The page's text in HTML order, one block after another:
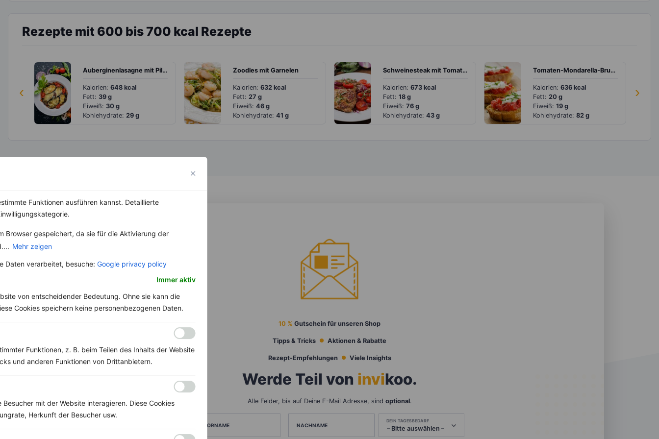
Funktionen ausführen kannst. Detaillierte
Browser gespeichert, da sie für die Aktivierung der
Mehr zeigen
Daten verarbeitet, besuche: Google privacy policy
Immer aktiv
von entscheidender Bedeutung. Ohne sie kann die
Cookies speichern keine personenbezogenen Daten.
Funktionen, z. B. beim Teilen des Inhalts der Website
und anderen Funktionen von Drittanbietern.
mit der Website interagieren. Diese Cookies
Herkunft der Besucher usw.
Rezepte mit 600 bis 700 kcal Rezepte
‹ ›
Auberginenlasagne mit Pilzfüllung
Kalorien: 648 kcal
Fett: 39 g
Eiweiß: 30 g
Kohlehydrate: 29 g
Zoodles mit Garnelen
Kalorien: 632 kcal
Fett: 27 g
Eiweiß: 46 g
Kohlehydrate: 41 g
Schweinesteak mit Tomaten
Kalorien: 673 kcal
Fett: 18 g
Eiweiß: 76 g
Kohlehydrate: 43 g
Tomaten-Mondarella-Bruschetta
Kalorien: 636 kcal
Fett: 20 g
Eiweiß: 19 g
Kohlehydrate: 82 g
10 % Gutschein für unseren Shop
Tipps & Tricks Aktionen & Rabatte
Rezept-Empfehlungen Viele Insights
Werde Teil von invikoo.
Alle Felder, bis auf Deine E-Mail Adresse, sind optional.
VORNAME NACHNAME
DEIN TAGESBEDARF